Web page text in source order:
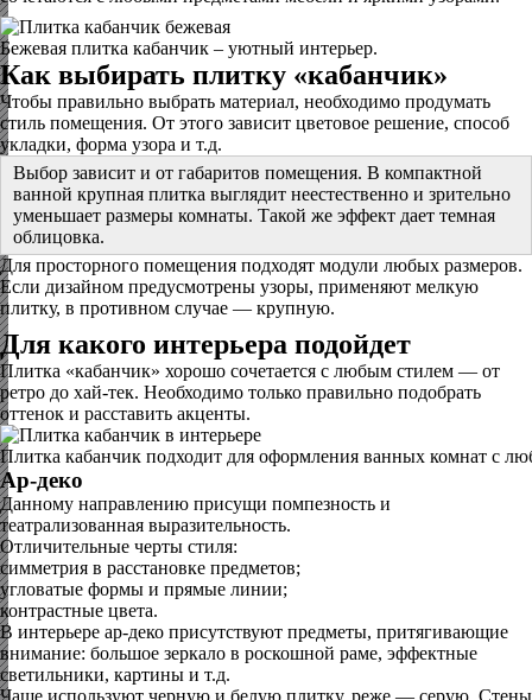
Бежевая плитка кабанчик – уютный интерьер.
Как выбирать плитку «кабанчик»
Чтобы правильно выбрать материал, необходимо продумать
стиль помещения. От этого зависит цветовое решение, способ
укладки, форма узора и т.д.
Выбор зависит и от габаритов помещения. В компактной
ванной крупная плитка выглядит неестественно и зрительно
уменьшает размеры комнаты. Такой же эффект дает темная
облицовка.
Для просторного помещения подходят модули любых размеров.
Если дизайном предусмотрены узоры, применяют мелкую
плитку, в противном случае — крупную.
Для какого интерьера подойдет
Плитка «кабанчик» хорошо сочетается с любым стилем — от
ретро до хай-тек. Необходимо только правильно подобрать
оттенок и расставить акценты.
Плитка кабанчик подходит для оформления ванных комнат с
Ар-деко
Данному направлению присущи помпезность и
театрализованная выразительность.
Отличительные черты стиля:
симметрия в расстановке предметов;
угловатые формы и прямые линии;
контрастные цвета.
В интерьере ар-деко присутствуют предметы, притягивающие
внимание: большое зеркало в роскошной раме, эффектные
светильники, картины и т.д.
Чаще используют черную и белую плитку, реже — серую. Стены